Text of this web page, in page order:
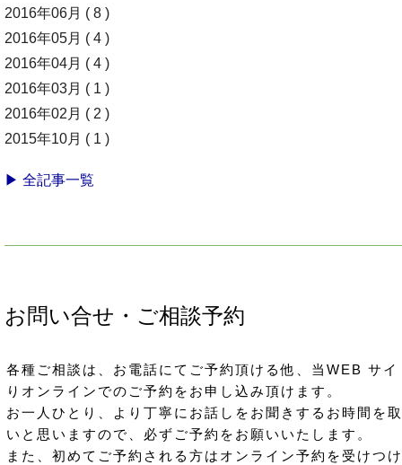
2016年06月 ( 8 )
2016年05月 ( 4 )
2016年04月 ( 4 )
2016年03月 ( 1 )
2016年02月 ( 2 )
2015年10月 ( 1 )
▶ 全記事一覧
お問い合せ・ご相談予約
各種ご相談は、お電話にてご予約頂ける他、当WEB サイ
りオンラインでのご予約をお申し込み頂けます。
お一人ひとり、より丁寧にお話しをお聞きするお時間を
いと思いますので、必ずご予約をお願いいたします。
また、初めてご予約される方はオンライン予約を受けつ